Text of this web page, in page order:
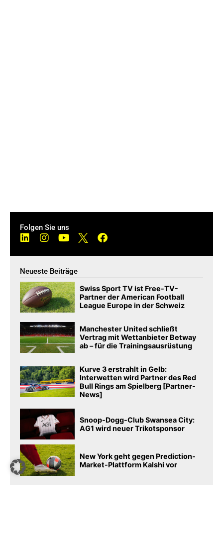
Folgen Sie uns
Neueste Beiträge
Swiss Sport TV ist Free-TV-
Partner der American Football
League Europe in der Schweiz
Manchester United schließt
Vertrag mit Wettanbieter Betway
ab – für die Trainingsausrüstung
Kurve 3 erstrahlt in Gelb:
Interwetten wird Partner des Red
Bull Rings am Spielberg [Partner-
News]
Snoop-Dogg-Club Swansea City:
AG1 wird neuer Trikotsponsor
New York geht gegen Prediction-
Market-Plattform Kalshi vor